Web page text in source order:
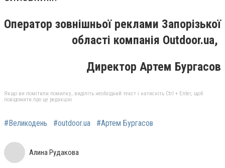
Оператор зовнішньої реклами Запорізької
області компанія Outdoor.ua,
Директор Артем Бургасов
Якщо ви помітили помилку, виділіть необхідний текст і натисніть Ctrl + Enter, щоб
повідомити про це редакцію
#Великодень #outdoor.ua #Артем Бургасов
Алина Рудакова